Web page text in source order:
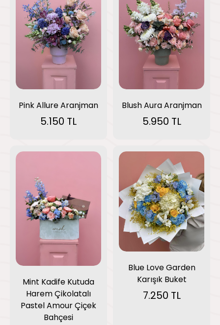
Pink Allure Aranjman
5.150 TL
Blush Aura Aranjman
5.950 TL
Mint Kadife Kutuda
Harem Çikolatalı
Pastel Amour Çiçek
Bahçesi
Blue Love Garden
Karışık Buket
7.250 TL